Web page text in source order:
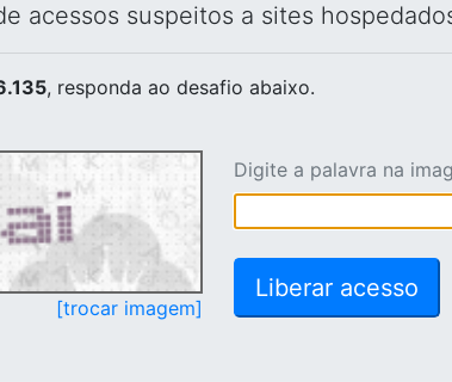
acessos suspeitos a sites
, responda ao desafio abaixo.
[trocar imagem]
Digite a palavra na